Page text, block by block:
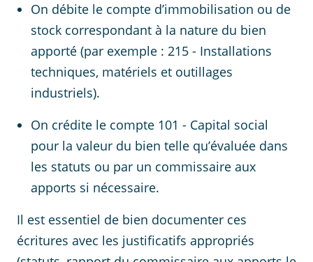
On débite le compte d’immobilisation ou de
stock correspondant à la nature du bien
apporté (par exemple : 215 - Installations
techniques, matériels et outillages
industriels).
On crédite le compte 101 - Capital social
pour la valeur du bien telle qu’évaluée dans
les statuts ou par un commissaire aux
apports si nécessaire.
Il est essentiel de bien documenter ces
écritures avec les justificatifs appropriés